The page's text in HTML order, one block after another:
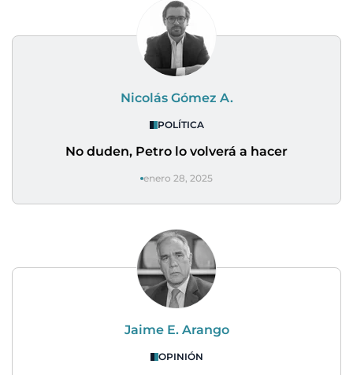
Nicolás Gómez A.
POLÍTICA
No duden, Petro lo volverá a hacer
enero 28, 2025
Jaime E. Arango
OPINIÓN